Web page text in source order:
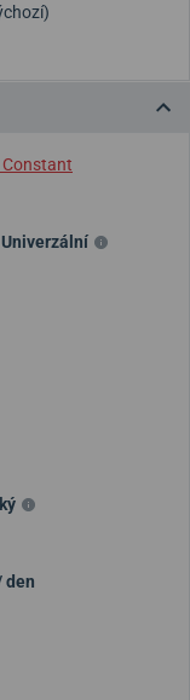
Constant
Univerzální
den